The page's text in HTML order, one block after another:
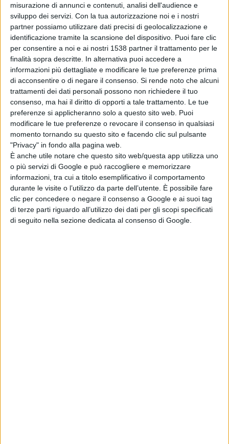
misurazione di annunci e contenuti, analisi dell'audience e
sviluppo dei servizi. Con la tua autorizzazione noi e i nostri
partner possiamo utilizzare dati precisi di geolocalizzazione e
identificazione tramite la scansione del dispositivo. Puoi fare clic
per consentire a noi e ai nostri 1538 partner il trattamento per le
finalità sopra descritte. In alternativa puoi accedere a
informazioni più dettagliate e modificare le tue preferenze prima
di acconsentire o di negare il consenso. Si rende noto che alcuni
trattamenti dei dati personali possono non richiedere il tuo
consenso, ma hai il diritto di opporti a tale trattamento. Le tue
preferenze si applicheranno solo a questo sito web. Puoi
modificare le tue preferenze o revocare il consenso in qualsiasi
momento tornando su questo sito e facendo clic sul pulsante
"Privacy" in fondo alla pagina web.
È anche utile notare che questo sito web/questa app utilizza uno
o più servizi di Google e può raccogliere e memorizzare
informazioni, tra cui a titolo esemplificativo il comportamento
durante le visite o l’utilizzo da parte dell’utente. È possibile fare
clic per concedere o negare il consenso a Google e ai suoi tag
di terze parti riguardo all’utilizzo dei dati per gli scopi specificati
di seguito nella sezione dedicata al consenso di Google.
ARGOMENTI: Nuoro questura di Nuoro
Articolo successivo